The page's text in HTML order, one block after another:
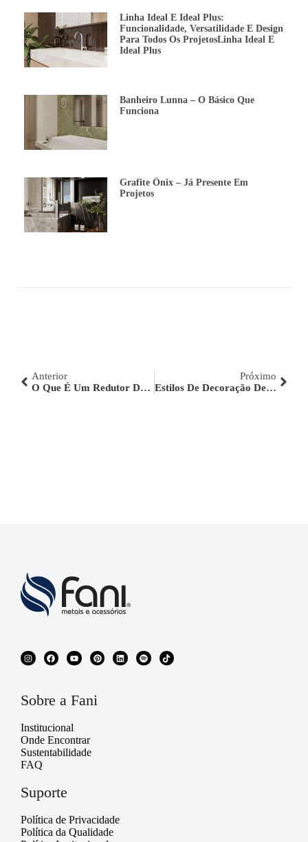
Linha Ideal E Ideal Plus:
Funcionalidade, Versatilidade E Design
Para Todos Os ProjetosLinha Ideal E
Ideal Plus
Banheiro Lunna – O Básico Que
Funciona
Grafite Ônix – Já Presente Em
Projetos
Anterior
O Que É Um Redutor De Vazão?
Próximo
Estilos De Decoração De Interiores: Conheça Os Principais
Sobre a Fani
Institucional
Onde Encontrar
Sustentabilidade
FAQ
Suporte
Política de Privacidade
Política da Qualidade